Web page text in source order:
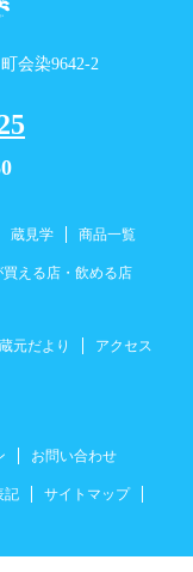
会染9642-2
蔵見学 商品一覧
買える店・飲める店
蔵元だより アクセス
お問い合わせ
記 サイトマップ